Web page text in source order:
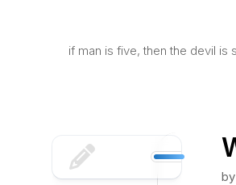
if man is five, then the devil is
by